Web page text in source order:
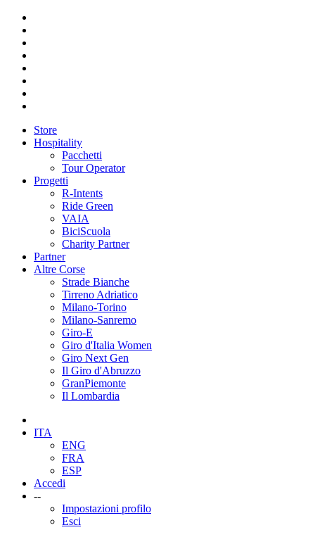
Store
Hospitality
Pacchetti
Tour Operator
Progetti
R-Intents
Ride Green
VAIA
BiciScuola
Charity Partner
Partner
Altre Corse
Strade Bianche
Tirreno Adriatico
Milano-Torino
Milano-Sanremo
Giro-E
Giro d'Italia Women
Giro Next Gen
Il Giro d'Abruzzo
GranPiemonte
Il Lombardia
ITA
ENG
FRA
ESP
Accedi
--
Impostazioni profilo
Esci